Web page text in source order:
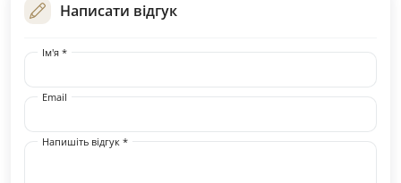
Написати відгук
Ім'я *
Email
Напишіть відгук *